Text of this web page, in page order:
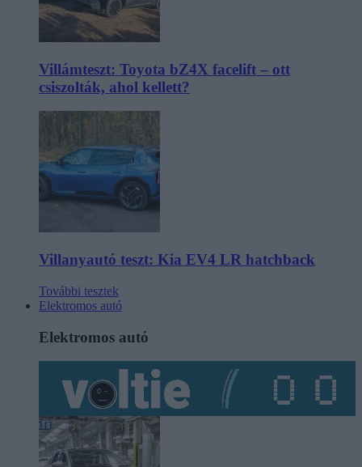
Villámteszt: Toyota bZ4X facelift – ott
csiszolták, ahol kellett?
Villanyautó teszt: Kia EV4 LR hatchback
További tesztek
Elektromos autó
Elektromos autó